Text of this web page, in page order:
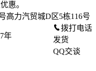
惠。
高力汽贸城D区5栋116号
7年
拨打电话
发货
QQ交谈